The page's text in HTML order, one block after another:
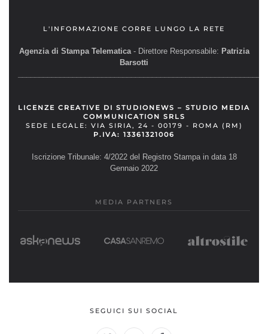
L'INFORMAZIONE CORRE LUNGO LA RETE
Agenzia di Stampa Telematica- Direttore Responsabile: Patrizia
Barsotti
LICENZE CREATIVE DI STUDIONEWS – STUDIO MEDIA
COMMUNICATION SRLS
SEDE LEGALE: VIA SIRIA, 24 - 00179 - ROMA (RM)
P.IVA: 13361321006
Iscrizione Tribunale: 4/2022 del Registro Stampa in data 18
Gennaio 2022
MEDIA PARTNERS
SEGUICI SUI SOCIAL